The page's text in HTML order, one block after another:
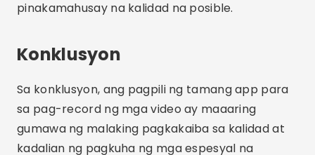
Rodrigo Oliveira
May-akda ng website ng Crismob.